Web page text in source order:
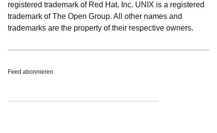
registered trademark of Red Hat, Inc. UNIX is a registered
trademark of The Open Group. All other names and
trademarks are the property of their respective owners.
Feed abonnieren